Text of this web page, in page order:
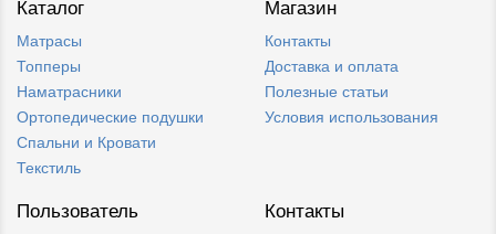
Каталог
Матрасы
Топперы
Наматрасники
Ортопедические подушки
Спальни и Кровати
Текстиль
Магазин
Контакты
Доставка и оплата
Полезные статьи
Условия использования
Пользователь Контакты